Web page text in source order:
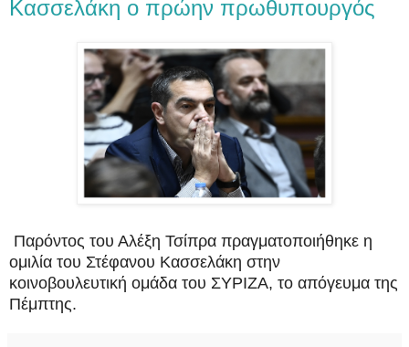
Κασσελάκη ο πρώην πρωθυπουργός
Παρόντος του Αλέξη Τσίπρα πραγματοποιήθηκε η
ομιλία του Στέφανου Κασσελάκη στην
κοινοβουλευτική ομάδα του ΣΥΡΙΖΑ, το απόγευμα της
Πέμπτης.